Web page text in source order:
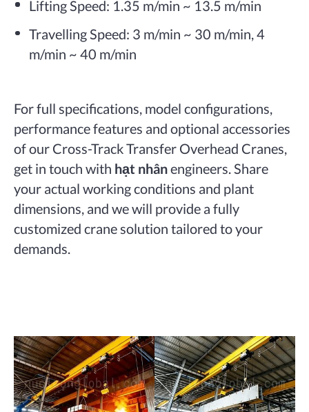
Lifting Speed: 1.35 m/min ~ 13.5 m/min
Travelling Speed: 3 m/min ~ 30 m/min, 4
m/min ~ 40 m/min
For full specifications, model configurations,
performance features and optional accessories
of our Cross-Track Transfer Overhead Cranes,
get in touch with hạt nhânengineers. Share
your actual working conditions and plant
dimensions, and we will provide a fully
customized crane solution tailored to your
demands.